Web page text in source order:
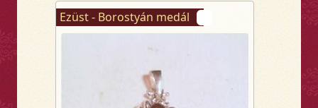
Ezüst - Borostyán medál